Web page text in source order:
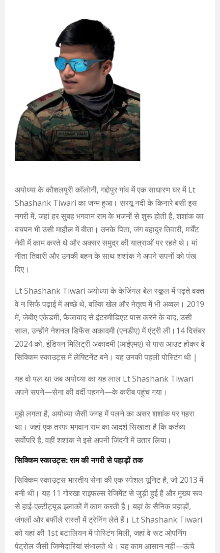
अयोध्या के कौशलपुरी कॉलोनी, गद्दोपुर गांव में एक साधारण घर में Lt
Shashank Tiwari का जन्म हुआ। सरयू नदी के किनारे बसी इस
नगरी में, जहां हर सुबह भगवान राम के भजनों से शुरू होती है, शशांक का
बचपन भी उसी माहौल में बीता। उनके पिता, जंग बहादुर तिवारी, मर्चेंट
नेवी में काम करते थे और अक्सर समुद्र की यात्राओं पर रहते थे। मां
नीता तिवारी और उनकी बहन के साथ शशांक ने अपने सपनों को पंख
दिए।
Lt Shashank Tiwari अयोध्या के केजिंगल बेल स्कूल में पढ़ते वक्त
वे न सिर्फ पढ़ाई में अच्छे थे, बल्कि खेल और नेतृत्व में भी अव्वल। 2019
में, जेबीए एकेडमी, फैजाबाद से इंटरमीडिएट पास करने के बाद, उसी
साल, उन्होंने नेशनल डिफेंस अकादमी (एनडीए) में एंट्री ली।14 दिसंबर
2024 को, इंडियन मिलिट्री अकादमी (आईएमए) से पास आउट होकर वे
सिक्किम स्काउट्स में लेफ्टिनेंट बने। यह उनकी पहली पोस्टिंग थी |
यह वो पल था जब अयोध्या का यह लाल Lt Shashank Tiwari
अपने सपने—सेना की वर्दी पहनने—के करीब पहुंच गया।
मुझे लगता है, अयोध्या जैसी जगह में पलने का असर शशांक पर गहरा
था। जहां एक तरफ भगवान राम का आदर्श सिखाता है कि कर्तव्य
सर्वोपरि है, वहीं शशांक ने इसे अपनी जिंदगी में उतार लिया।
सिक्किम स्काउट्स: राम की नगरी से पहाड़ों तक
सिक्किम स्काउट्स भारतीय सेना की एक स्पेशल यूनिट है, जो 2013 में
बनी थी। यह 11 गोरखा राइफल्स रेजिमेंट से जुड़ी हुई है और मुख्य रूप
से हाई-एल्टीट्यूड इलाकों में काम करती है। यहां के सैनिक पहाड़ों,
जंगलों और बर्फीले रास्तों में ट्रेनिंग लेते हैं। Lt Shashank Tiwari
को यहां की 1st बटालियन में पोस्टिंग मिली, जहां वे रूट ओपनिंग
पेट्रोल जैसी जिम्मेदारियां संभालते थे। यह काम आसान नहीं—ऊंचे